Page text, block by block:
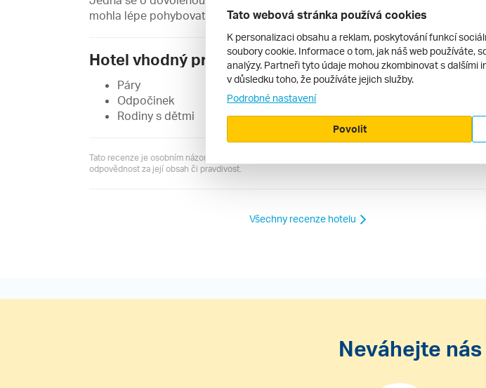
mohla lépe pohybovat,bych se tam ještě vrátila.
Hotel vhodný pro:
Páry
Odpočinek
Rodiny s dětmi
Tato recenze je osobním názorem jejího autora a server Recenze.cz ani jeho provozovatel nenese
odpovědnost za její obsah či pravdivost.
Všechny recenze hotelu
Neváhejte
Tato webová stránka používá cookies
K personalizaci obsahu a reklam, poskytování funkcí
soubory cookie. Informace o tom, jak náš web používáte,
analýzy. Partneři tyto údaje mohou zkombinovat s
v důsledku toho, že používáte jejich služby.
Podrobné nastavení
Povolit